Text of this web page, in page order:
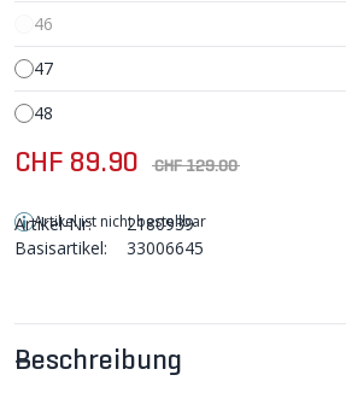
Beschreibung
46
47
48
CHF 89.90 CHF 129.00
Artikel ist nicht bestellbar
Artikel-Nr:
2180939
Basisartikel:
33006645